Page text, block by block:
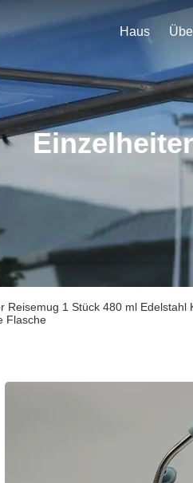
Haus
Reisemug 1 Stück 480 ml
Flasche